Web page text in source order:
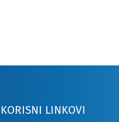
KORISNI LINKOVI